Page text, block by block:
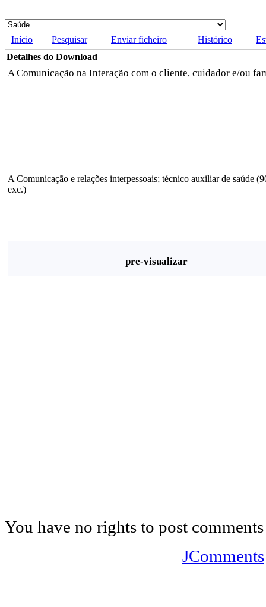
Início Pesquisar Enviar ficheiro Histórico
Detalhes do Download
A Comunicação na Interação com o cliente, cuidador e/ou
A Comunicação e relações interpessoais; técnico auxiliar de saúde
exc.)
pre-visualizar
You have no rights to post comments
JComments